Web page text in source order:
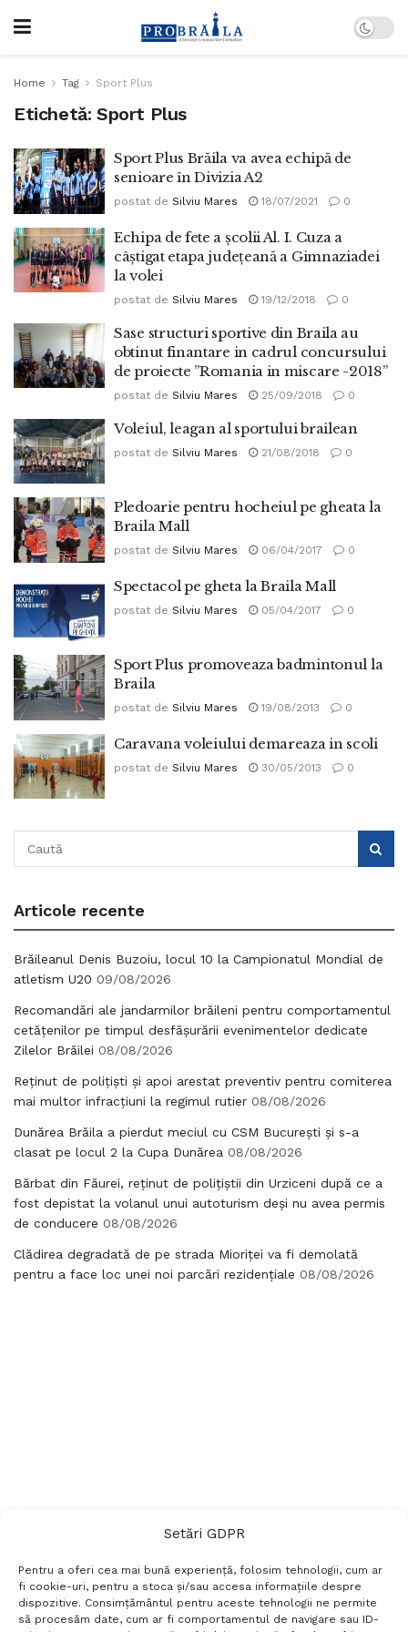
Setări GDPR
Pentru a oferi cea mai bună experiență, folosim tehnologii, cum ar
fi cookie-uri, pentru a stoca și/sau accesa informațiile despre
dispozitive. Consimțământul pentru aceste tehnologii ne permite
să procesăm date, cum ar fi comportamentul de navigare sau ID-
Home Tag Sport Plus
Etichetă: Sport Plus
Sport Plus Brăila va avea echipă de
senioare în Divizia A2
postat de Silviu Mares 18/07/2021 0
Echipa de fete a școlii Al. I. Cuza a
câștigat etapa județeană a Gimnaziadei
la volei
postat de Silviu Mares 19/12/2018 0
Sase structuri sportive din Braila au
obtinut finantare in cadrul concursului
de proiecte ”Romania in miscare -2018”
postat de Silviu Mares 25/09/2018 0
Voleiul, leagan al sportului brailean
postat de Silviu Mares 21/08/2018 0
Pledoarie pentru hocheiul pe gheata la
Braila Mall
postat de Silviu Mares 06/04/2017 0
Spectacol pe gheta la Braila Mall
postat de Silviu Mares 05/04/2017 0
Sport Plus promoveaza badmintonul la
Braila
postat de Silviu Mares 19/08/2013 0
Caravana voleiului demareaza in scoli
postat de Silviu Mares 30/05/2013 0
Articole recente
Brăileanul Denis Buzoiu, locul 10 la Campionatul Mondial de
atletism U20 09/08/2026
Recomandări ale jandarmilor brăileni pentru comportamentul
cetățenilor pe timpul desfășurării evenimentelor dedicate
Zilelor Brăilei 08/08/2026
Reținut de polițiști și apoi arestat preventiv pentru comiterea
mai multor infracțiuni la regimul rutier 08/08/2026
Dunărea Brăila a pierdut meciul cu CSM București și s-a
clasat pe locul 2 la Cupa Dunărea 08/08/2026
Bărbat din Făurei, reținut de polițiștii din Urziceni după ce a
fost depistat la volanul unui autoturism deși nu avea permis
de conducere 08/08/2026
Clădirea degradată de pe strada Mioriței va fi demolată
pentru a face loc unei noi parcări rezidențiale 08/08/2026